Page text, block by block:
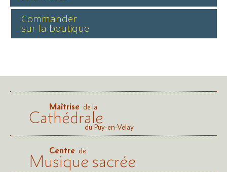
Commander
sur la boutique
Maîtrise de la
Cathédraledu Puy-en-Velay
Centre de
Musique sacrée